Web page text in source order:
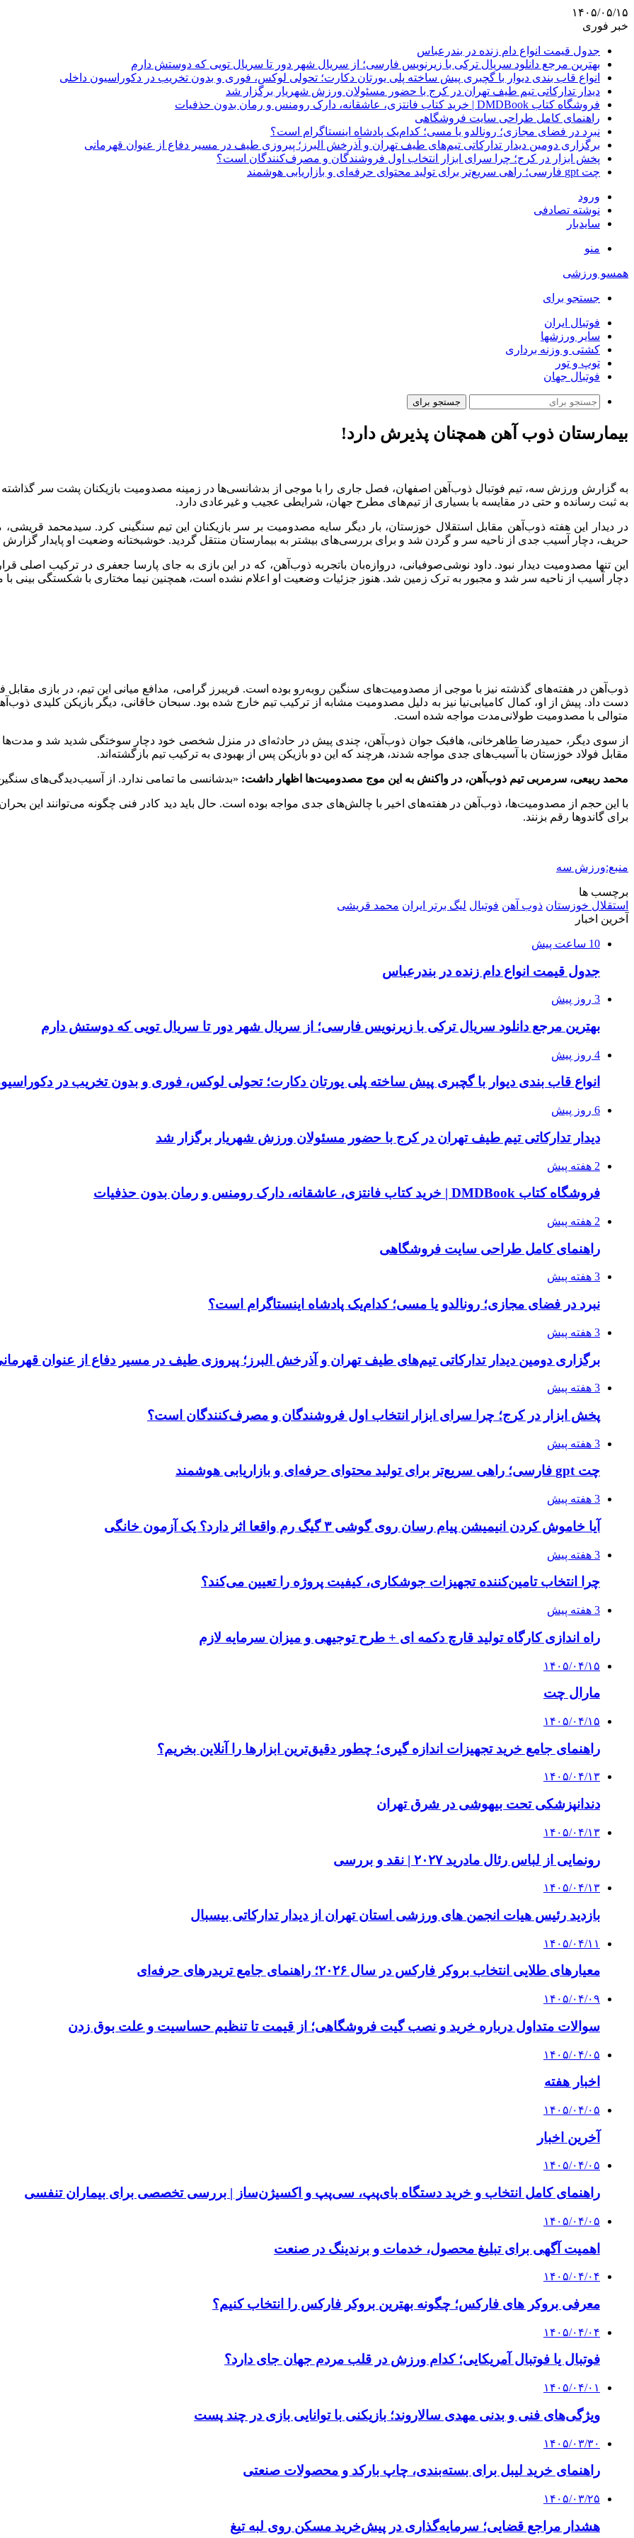
۱۴۰۵/۰۵/۱۵
خبر فوری
جدول قیمت انواع دام زنده در بندرعباس
بهترین مرجع دانلود سریال ترکی با زیرنویس فارسی؛ از سریال شهر دور تا سریال تویی که دوستش دارم
انواع قاب بندی دیوار با گچبری پیش ساخته پلی یورتان دکارت؛ تحولی لوکس، فوری و بدون تخریب در دکوراسیون داخلی
دیدار تدارکاتی تیم طیف تهران در کرج با حضور مسئولان ورزش شهریار برگزار شد
فروشگاه کتاب DMDBook | خرید کتاب فانتزی، عاشقانه، دارک رومنس و رمان بدون حذفیات
راهنمای کامل طراحی سایت فروشگاهی
نبرد در فضای مجازی؛ رونالدو یا مسی؛ کدام‌یک پادشاه اینستاگرام است؟
برگزاری دومین دیدار تدارکاتی تیم‌های طیف تهران و آذرخش البرز؛ پیروزی طیف در مسیر دفاع از عنوان قهرمانی
پخش ابزار در کرج؛ چرا سرای ابزار انتخاب اول فروشندگان و مصرف‌کنندگان است؟
چت gpt فارسی؛ راهی سریع‌تر برای تولید محتوای حرفه‌ای و بازاریابی هوشمند
ورود
نوشته تصادفی
سایدبار
منو
همسو ورزشی
جستجو برای
فوتبال ایران
سایر ورزشها
کشتی و وزنه برداری
توپ و تور
فوتبال جهان
جستجو برای
بیمارستان ذوب آهن همچنان پذیرش دارد!
به گزارش ورزش سه، تیم فوتبال ذوب‌آهن اصفهان، فصل جاری را با موجی از بدشانسی‌ها در زمینه مصدومیت بازیکنان پشت سر گذاشته
به ثبت رسانده و حتی در مقایسه با بسیاری از تیم‌های مطرح جهان، شرایطی عجیب و غیرعادی دارد.
در دیدار این هفته ذوب‌آهن مقابل استقلال خوزستان، بار دیگر سایه مصدومیت بر سر بازیکنان این تیم سنگینی کرد. سیدمحمد
حریف، دچار آسیب جدی از ناحیه سر و گردن شد و برای بررسی‌های بیشتر به بیمارستان منتقل گردید. خوشبختانه وضعیت او پایدار
این تنها مصدومیت دیدار نبود. داود نوشی‌صوفیانی، دروازه‌بان باتجربه ذوب‌آهن، که در این بازی به جای پارسا جعفری در ترکیب اصلی
دچار آسیب از ناحیه سر شد و مجبور به ترک زمین شد. هنوز جزئیات وضعیت او اعلام نشده است، همچنین نیما مختاری با شکستگی بینی با
ذوب‌آهن در هفته‌های گذشته نیز با موجی از مصدومیت‌های سنگین روبه‌رو بوده است. فریبرز گرامی، مدافع میانی این تیم، در بازی
دست داد. پیش از او، کمال کامیابی‌نیا نیز به دلیل مصدومیت مشابه از ترکیب تیم خارج شده بود. سبحان خاقانی، دیگر بازیکن کلیدی
متوالی با مصدومیت طولانی‌مدت مواجه شده است.
از سوی دیگر، حمیدرضا طاهرخانی، هافبک جوان ذوب‌آهن، چندی پیش در حادثه‌ای در منزل شخصی خود دچار سوختگی شدید شد و مدت‌ها
مقابل فولاد خوزستان با آسیب‌های جدی مواجه شدند، هرچند که این دو بازیکن پس از بهبودی به ترکیب تیم بازگشته‌اند.
محمد ربیعی، سرمربی تیم ذوب‌آهن، در واکنش به این موج مصدومیت‌ها اظهار داشت: «بدشانسی ما تمامی ندارد. از آسیب‌دیدگی‌های
با این حجم از مصدومیت‌ها، ذوب‌آهن در هفته‌های اخیر با چالش‌های جدی مواجه بوده است. حال باید دید کادر فنی چگونه می‌توانند این
برای گاندوها رقم بزنند.
منبع:ورزش سه
برچسب ها
استقلال خوزستان ذوب آهن فوتبال لیگ برتر ایران محمد قریشی
آخرین اخبار
10 ساعت پیش
جدول قیمت انواع دام زنده در بندرعباس
3 روز پیش
بهترین مرجع دانلود سریال ترکی با زیرنویس فارسی؛ از سریال شهر دور تا سریال تویی که دوستش دارم
4 روز پیش
انواع قاب بندی دیوار با گچبری پیش ساخته پلی یورتان دکارت؛ تحولی لوکس، فوری و بدون تخریب در
6 روز پیش
دیدار تدارکاتی تیم طیف تهران در کرج با حضور مسئولان ورزش شهریار برگزار شد
2 هفته پیش
فروشگاه کتاب DMDBook | خرید کتاب فانتزی، عاشقانه، دارک رومنس و رمان بدون حذفیات
2 هفته پیش
راهنمای کامل طراحی سایت فروشگاهی
3 هفته پیش
نبرد در فضای مجازی؛ رونالدو یا مسی؛ کدام‌یک پادشاه اینستاگرام است؟
3 هفته پیش
برگزاری دومین دیدار تدارکاتی تیم‌های طیف تهران و آذرخش البرز؛ پیروزی طیف در مسیر دفاع از عنوان
3 هفته پیش
پخش ابزار در کرج؛ چرا سرای ابزار انتخاب اول فروشندگان و مصرف‌کنندگان است؟
3 هفته پیش
چت gpt فارسی؛ راهی سریع‌تر برای تولید محتوای حرفه‌ای و بازاریابی هوشمند
3 هفته پیش
آیا خاموش کردن انیمیشن پیام رسان روی گوشی ۳ گیگ رم واقعا اثر دارد؟ یک آزمون خانگی
3 هفته پیش
چرا انتخاب تامین‌کننده تجهیزات جوشکاری، کیفیت پروژه را تعیین می‌کند؟
3 هفته پیش
راه اندازی کارگاه تولید قارچ دکمه ای + طرح توجیهی و میزان سرمایه لازم
۱۴۰۵/۰۴/۱۵
مارال چت
۱۴۰۵/۰۴/۱۵
راهنمای جامع خرید تجهیزات اندازه گیری؛ چطور دقیق‌ترین ابزارها را آنلاین بخریم؟
۱۴۰۵/۰۴/۱۳
دندانپزشکی تحت بیهوشی در شرق تهران
۱۴۰۵/۰۴/۱۳
رونمایی از لباس رئال مادرید ۲۰۲۷ | نقد و بررسی
۱۴۰۵/۰۴/۱۳
بازدید رئیس هیات انجمن های ورزشی استان تهران از دیدار تدارکاتی بیسبال
۱۴۰۵/۰۴/۱۱
معیارهای طلایی انتخاب بروکر فارکس در سال ۲۰۲۶؛ راهنمای جامع تریدرهای حرفه‌ای
۱۴۰۵/۰۴/۰۹
سوالات متداول درباره خرید و نصب گیت فروشگاهی؛ از قیمت تا تنظیم حساسیت و علت بوق زدن
۱۴۰۵/۰۴/۰۵
اخبار هفته
۱۴۰۵/۰۴/۰۵
آخرین اخبار
۱۴۰۵/۰۴/۰۵
راهنمای کامل انتخاب و خرید دستگاه بای‌پپ، سی‌پپ و اکسیژن‌ساز | بررسی تخصصی برای بیماران تنفسی
۱۴۰۵/۰۴/۰۵
اهمیت آگهی برای تبلیغ محصول، خدمات و برندینگ در صنعت
۱۴۰۵/۰۴/۰۴
معرفی بروکر های فارکس؛ چگونه بهترین بروکر فارکس را انتخاب کنیم؟
۱۴۰۵/۰۴/۰۴
فوتبال یا فوتبال آمریکایی؛ کدام ورزش در قلب مردم جهان جای دارد؟
۱۴۰۵/۰۴/۰۱
ویژگی‌های فنی و بدنی مهدی سالاروند؛ بازیکنی با توانایی بازی در چند پست
۱۴۰۵/۰۳/۳۰
راهنمای خرید لیبل برای بسته‌بندی، چاپ بارکد و محصولات صنعتی
۱۴۰۵/۰۳/۲۵
هشدار مراجع قضایی؛ سرمایه‌گذاری در پیش‌خرید مسکن روی لبه تیغ